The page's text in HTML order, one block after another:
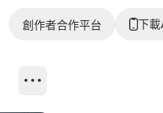
創作者合作平台 下